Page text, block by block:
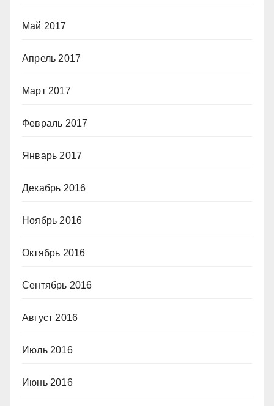
Май 2017
Апрель 2017
Март 2017
Февраль 2017
Январь 2017
Декабрь 2016
Ноябрь 2016
Октябрь 2016
Сентябрь 2016
Август 2016
Июль 2016
Июнь 2016